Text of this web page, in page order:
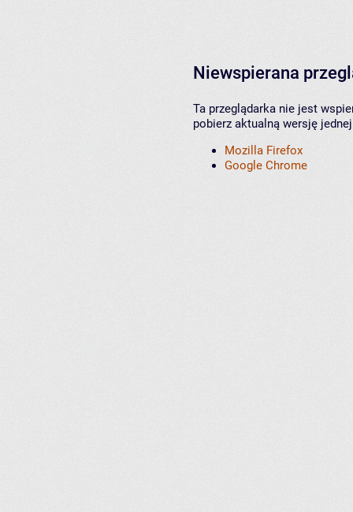
Niewspierana
Ta przeglądarka nie jest
pobierz aktualną wersję
Mozilla Firefox
Google Chrome